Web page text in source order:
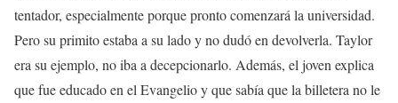
tentador, especialmente porque pronto comenzará la universidad.
Pero su primito estaba a su lado y no dudó en devolverla. Taylor
era su ejemplo, no iba a decepcionarlo. Además, el joven explica
que fue educado en el Evangelio y que sabía que la billetera no le